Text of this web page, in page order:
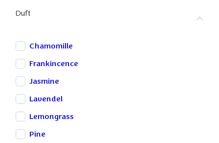
Duft
Chamomille
Frankincence
Jasmine
Lavendel
Lemongrass
Pine